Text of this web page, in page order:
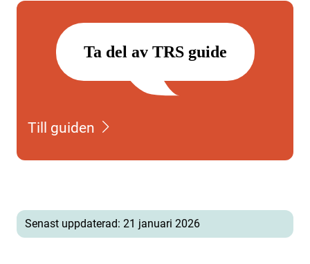
Ta del av TRS guide
Till guiden
Senast uppdaterad: 21 januari 2026